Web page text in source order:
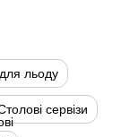
льоду
сервізи